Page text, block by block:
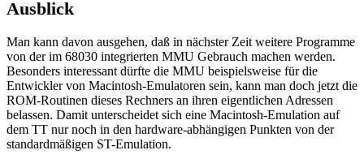
Ausblick
Man kann davon ausgehen, daß in nächster Zeit weitere Programme
von der im 68030 integrierten MMU Gebrauch machen werden.
Besonders interessant dürfte die MMU beispielsweise für die
Entwickler von Macintosh-Emulatoren sein, kann man doch jetzt die
ROM-Routinen dieses Rechners an ihren eigentlichen Adressen
belassen. Damit unterscheidet sich eine Macintosh-Emulation auf
dem TT nur noch in den hardware-abhängigen Punkten von der
standardmäßigen ST-Emulation.